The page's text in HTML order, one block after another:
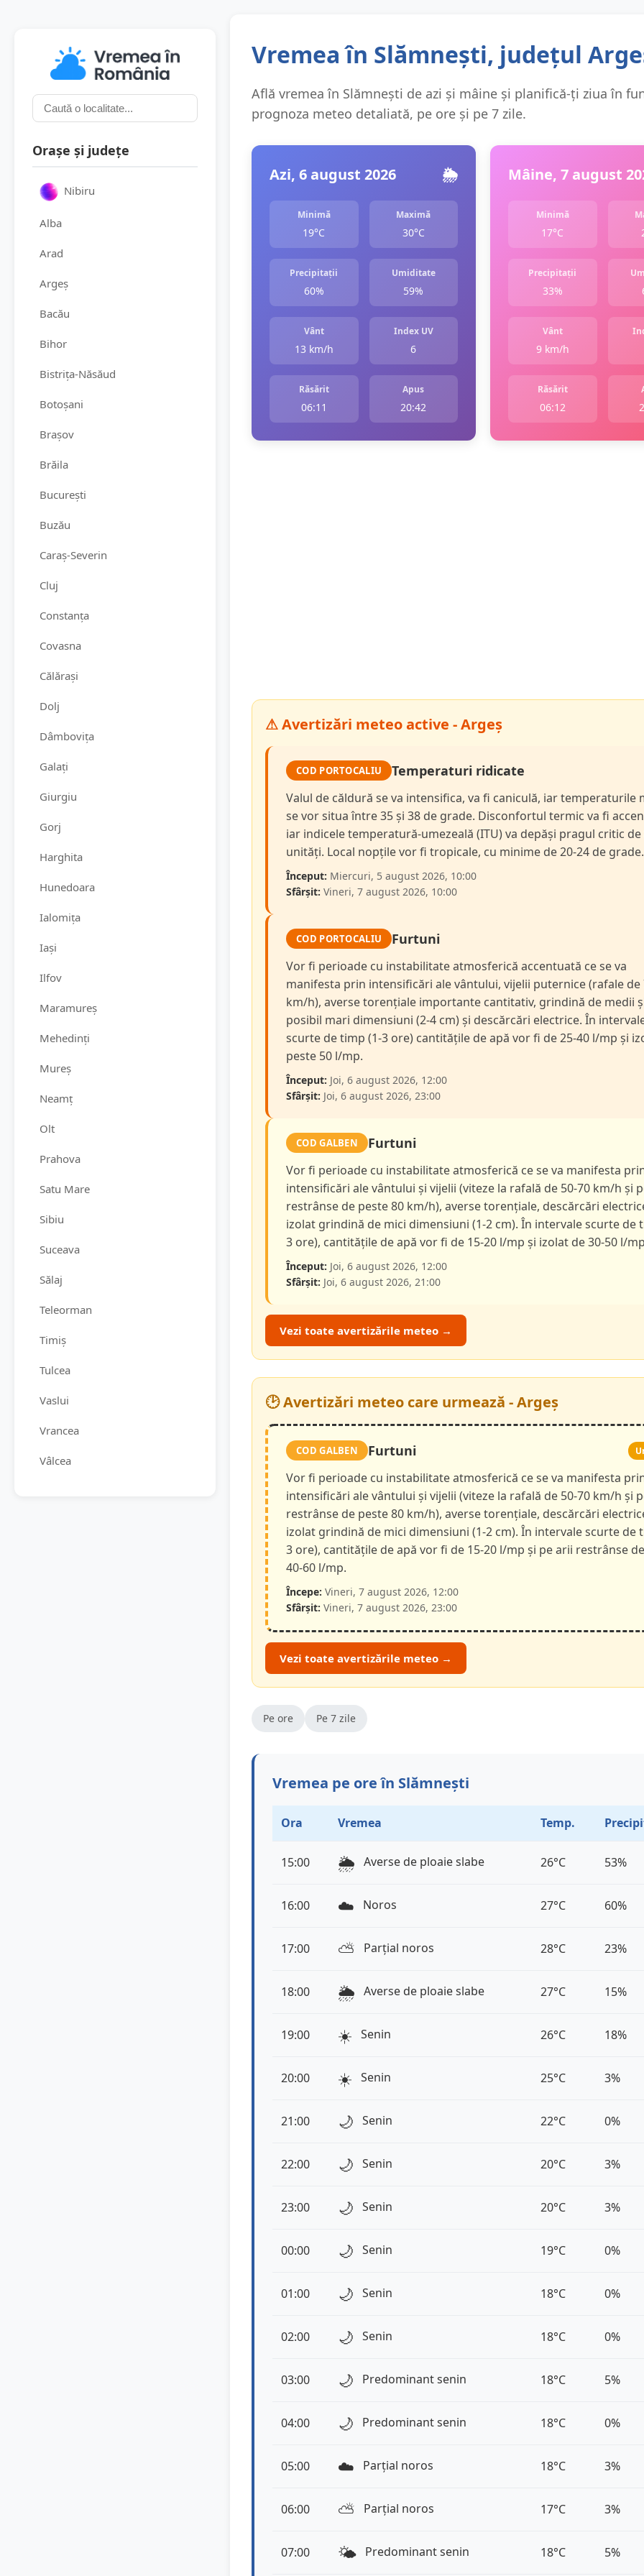
Orașe și județe
Nibiru
Alba
Arad
Argeș
Bacău
Bihor
Bistrița-Năsăud
Botoșani
Brașov
Brăila
București
Buzău
Caraș-Severin
Cluj
Constanța
Covasna
Călărași
Dolj
Dâmbovița
Galați
Giurgiu
Gorj
Harghita
Hunedoara
Ialomița
Iași
Ilfov
Maramureș
Mehedinți
Mureș
Neamț
Olt
Prahova
Satu Mare
Sibiu
Suceava
Sălaj
Teleorman
Timiș
Tulcea
Vaslui
Vrancea
Vâlcea
Vremea în Slămnești, județul
Află vremea în Slămnești de azi și mâine și planifică-ți ziua în
prognoza meteo detaliată, pe ore și pe 7 zile.
Azi, 6 august 2026 🌦️
Minimă
19°C
Maximă
30°C
Precipitații
60%
Umiditate
59%
Vânt
13 km/h
Index UV
6
Răsărit
06:11
Apus
20:42
Mâine, 7 august
Minimă
17°C
Precipitații
33%
Vânt
9 km/h
Răsărit
06:12
⚠ Avertizări meteo active - Argeș
COD PORTOCALIU Temperaturi ridicate
Valul de căldură se va intensifica, va fi caniculă, iar temperaturile
se vor situa între 35 și 38 de grade. Disconfortul termic va fi
iar indicele temperatură-umezeală (ITU) va depăși pragul critic de
unități. Local nopțile vor fi tropicale, cu minime de 20-24 de grade.
Început: Miercuri, 5 august 2026, 10:00
Sfârșit: Vineri, 7 august 2026, 10:00
COD PORTOCALIU Furtuni
Vor fi perioade cu instabilitate atmosferică accentuată ce se va
manifesta prin intensificări ale vântului, vijelii puternice (rafale de
km/h), averse torențiale importante cantitativ, grindină de medii
posibil mari dimensiuni (2-4 cm) și descărcări electrice. În
scurte de timp (1-3 ore) cantitățile de apă vor fi de 25-40 l/mp și
peste 50 l/mp.
Început: Joi, 6 august 2026, 12:00
Sfârșit: Joi, 6 august 2026, 23:00
COD GALBEN Furtuni
Vor fi perioade cu instabilitate atmosferică ce se va manifesta
intensificări ale vântului și vijelii (viteze la rafală de 50-70 km/h și
restrânse de peste 80 km/h), averse torențiale, descărcări
izolat grindină de mici dimensiuni (1-2 cm). În intervale scurte de
3 ore), cantitățile de apă vor fi de 15-20 l/mp și izolat de 30-50 l/
Început: Joi, 6 august 2026, 12:00
Sfârșit: Joi, 6 august 2026, 21:00
Vezi toate avertizările meteo →
🕑 Avertizări meteo care urmează - Argeș
COD GALBEN Furtuni
Vor fi perioade cu instabilitate atmosferică ce se va manifesta
intensificări ale vântului și vijelii (viteze la rafală de 50-70 km/h și
restrânse de peste 80 km/h), averse torențiale, descărcări
izolat grindină de mici dimensiuni (1-2 cm). În intervale scurte de
3 ore), cantitățile de apă vor fi de 15-20 l/mp și pe arii restrânse
40-60 l/mp.
Începe: Vineri, 7 august 2026, 12:00
Sfârșit: Vineri, 7 august 2026, 23:00
Vezi toate avertizările meteo →
Pe ore Pe 7 zile
Vremea pe ore în Slămnești
Ora Vremea Temp.
15:00 🌦️ Averse de ploaie slabe 26°C 53%
16:00 ☁️ Noros 27°C 60%
17:00 ⛅️ Parțial noros 28°C 23%
18:00 🌦️ Averse de ploaie slabe 27°C 15%
19:00 ☀️ Senin 26°C 18%
20:00 ☀️ Senin 25°C 3%
21:00 🌙 Senin 22°C 0%
22:00 🌙 Senin 20°C 3%
23:00 🌙 Senin 20°C 3%
00:00 🌙 Senin 19°C 0%
01:00 🌙 Senin 18°C 0%
02:00 🌙 Senin 18°C 0%
03:00 🌙 Predominant senin 18°C 5%
04:00 🌙 Predominant senin 18°C 0%
05:00 ☁️ Parțial noros 18°C 3%
06:00 ⛅️ Parțial noros 17°C 3%
07:00 🌤️ Predominant senin 18°C 5%